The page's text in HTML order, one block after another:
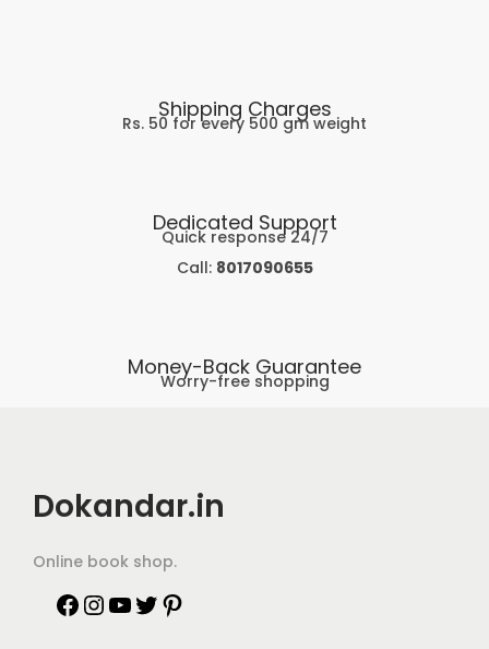
Shipping Charges
Rs. 50 for every 500 gm weight
Dedicated Support
Quick response 24/7
Call: 8017090655
Money-Back Guarantee
Worry-free shopping
Dokandar.in
Online book shop.